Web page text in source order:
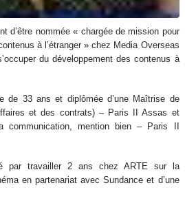
d’être nommée « chargée de mission pour
à l’étranger » chez Media Overseas
du développement des contenus à
de 33 ans et diplômée d’une Maîtrise de
et des contrats) – Paris II Assas et
communication, mention bien – Paris II
par travailler 2 ans chez ARTE sur la
en partenariat avec Sundance et d’une